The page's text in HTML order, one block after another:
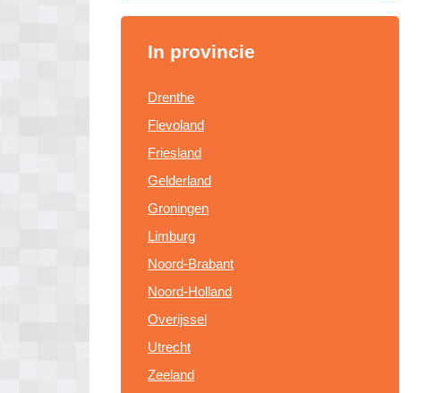
In provincie
Drenthe
Flevoland
Friesland
Gelderland
Groningen
Limburg
Noord-Brabant
Noord-Holland
Overijssel
Utrecht
Zeeland